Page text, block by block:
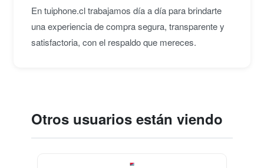
En tuiphone.cl trabajamos día a día para brindarte
una experiencia de compra segura, transparente y
satisfactoria, con el respaldo que mereces.
Otros usuarios están viendo